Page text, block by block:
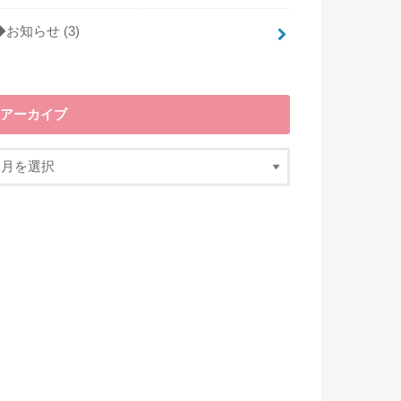
知らせ (3)
アーカイブ